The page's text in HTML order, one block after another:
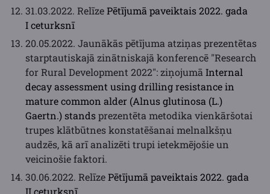
31.03.2022. RelīzePētījumā paveiktais 2022. gada
I ceturksnī
20.05.2022. Jaunākās pētījuma atziņas prezentētas
starptautiskajā zinātniskajā konferencē "Research
for Rural Development 2022": ziņojumā Internal
decay assessment using drilling resistance in
mature common alder (Alnus glutinosa (L.)
Gaertn.) standsprezentēta metodika vienkāršotai
trupes klātbūtnes konstatēšanai melnalkšņu
audzēs, kā arī analizēti trupi ietekmējošie un
veicinošie faktori.
30.06.2022. RelīzePētījumā paveiktais 2022. gada
II ceturksnī